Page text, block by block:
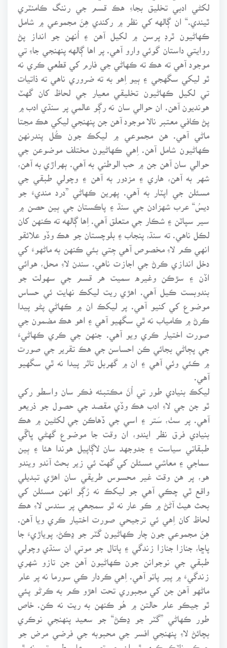
لکڻي ادبي تخليق بجاءِ هڪ قسم جي رننگ ڪامنٽري
ٿيندي.“ ان ڳالهه کي نظر ۾ رکندي هِنَ مجموعي ۾ شامل
ڪهاڻيون ٿرڊ پرسن ۾ لکيل آهن ۽ اُنهن جو انداز پڻ
روايتي داستان گوئي وارو آهي. پر اها ڳالهه پنهنجي جاءِ تي
موجود آهي ته هڪ ته ڪهاڻي جي فارم کي قطعي ڪري نه
ٿو ليکي سگهجي ۽ ٻيو اِهو به ته ضروري ناهي ته ذاتيات
تي لکيل ڪهاڻيون تخليقي معيار جي لحاظ کان گهٽ
هونديون آهن. ان حوالي سان نه رڳو عالمي پر سنڌي ادب ۾
پڻ ڪافي معتبر نالا موجود آهن جن پنهنجي ليکي هڪ مڃتا
ماڻي آهي. هن مجموعي ۾ ليکڪ جون ڪُل پندرنهن
ڪهاڻيون شامل آهن. اِهي ڪهاڻيون مختلف موضوعن جي
حوالي سان آهن جن ۾ حب الوطني به آهي. ٻهراڙي به آهن،
شهر به آهن، هاري ۽ مزدور به آهن ۽ وچولي طبقي جي
مسئلن جي اپٽار به آهي. پهرين ڪهاڻي ”درد منديءَ جو
ديسُ“ عرب شهزادن جي سنڌ ۽ پاڪستان جي ٻين حصن ۾
سير سپاٽن ۽ شڪار جي متعلق آهي. اِها ڳالهه ته ڪنهن کان
لڪل ناهي. ته سنڌ، پنجاب ۽ بلوچستان جو هڪ وڏو علائقو
انهي ڪم لاءِ مخصوص آهي جِتي بئي ڪنهن به ماڻهوءَ کي
دخل اندازي ڪرڻ جي اجازت ناهي. سندن لاءِ محل، هوائي
اڏن ۽ سڙڪن وغيره سميت هر قسم جي سهولت جو
بندوبست ڪيل آهي. اهڙي ريت ليکڪ نهايت ئي حساس
موضوع کي کنيو آهي. پر ليکڪ ان ۾ ڪهاڻي پڻو پيدا
ڪرڻ ۾ ڪامياب نه ٿي سگهيو آهي ۽ اهو هڪ مضمون جي
صورت اختيار ڪري ويو آهي. جنهن جي ڪري ڪهاڻيءَ
جي پڄاڻي بجائي ڪن احساسن جي هڪ تقرير جي صورت
۾ ڪئي وئي آهي ۽ ان ۾ گهربل تاثر پيدا نه ٿي سگهيو
آهي.
ليکڪ بنيادي طور تي اُنَ مڪتبئه فڪر سان واسطو رکي
ٿو جن جي لاءِ ادب هڪ وڏي مقصد جي حصول جو ذريعو
آهي. پر سٺ، سَتر ۽ اسي جي ڏهاڪن جي لکڻين ۾ هڪ
بنيادي فرق نظر ايندو، ان وقت جا موضوع گهڻي ڀاڱي
طبقاتي سياست ۽ جدوجهد سان لاڳاپيل هوندا هئا ۽ ٻين
سماجي ۽ معاشي مسئلن کي گهٽ ئي زير بحث آندو ويندو
هو، پر هن وقت غير محسوس طريقي سان اهڙي تبديلي
واقع ٿي چڪي آهي جو ليکڪ نه رُڳو انهن مسئلن کي
بحث هيٺ آڻڻ ۾ ڪو عار نه ٿو سمجھي پر سندس لاءِ هڪ
لحاظ کان اِهي ئي ترجيحي صورت اختيار ڪري ويا آهن.
هِنَ مجموعي جون چار ڪهاڻيون گٽر جو ڍڪڻ، پوياڙيءَ جا
پاڇا، جنازا جنازا زندگي ۽ پاتال جو موتي ان سنڌي وچولي
طبقي جي نوجوانن جون ڪهاڻيون آهن جن تازو شهري
زندگيءَ ۾ پير پاتو آهي. اِهي ڪردار ڪي سورما نه پر عام
ماڻهو آهن جن کي مجبوري تحت اهڙو ڪم به ڪرڻو پئي
ٿو جيڪو عام حالتن ۾ هُو ڪنهن به ريت نه ڪن. خاص
طور ڪهاڻي ”گٽر جو ڍڪڻ“ جو سعيد پنهنجي نوڪري
بچائڻ لاءِ پنهنجي افسر جي محبوبه جي فرضي مرض جو
جيڪو ناٽڪ ڪري ٿو ان جو تصور عام طور تي نه ٿو